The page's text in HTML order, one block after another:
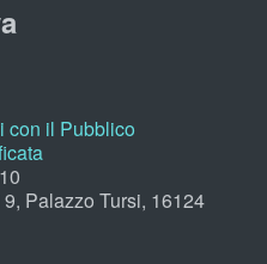
con il Pubblico
Palazzo Tursi, 16124